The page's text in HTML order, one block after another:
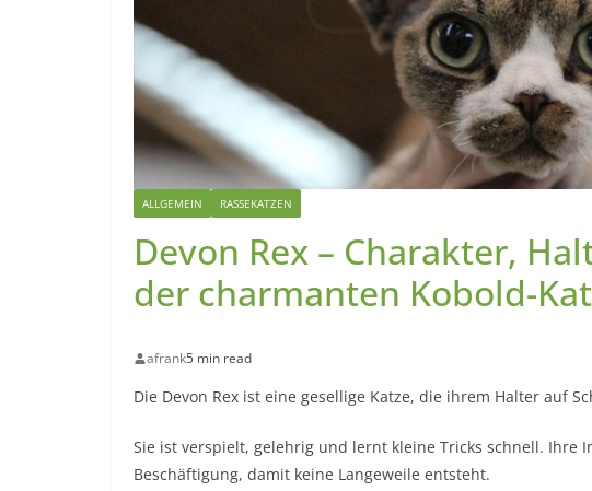
ALLGEMEIN RASSEKATZEN
Devon Rex – Charakter,
der charmanten Kobold-
afrank5 min read
Die Devon Rex ist eine gesellige Katze, die ihrem Halter auf
Sie ist verspielt, gelehrig und lernt kleine Tricks schnell. Ihre
Beschäftigung, damit keine Langeweile entsteht.